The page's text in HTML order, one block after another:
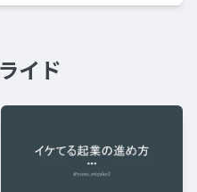
イド